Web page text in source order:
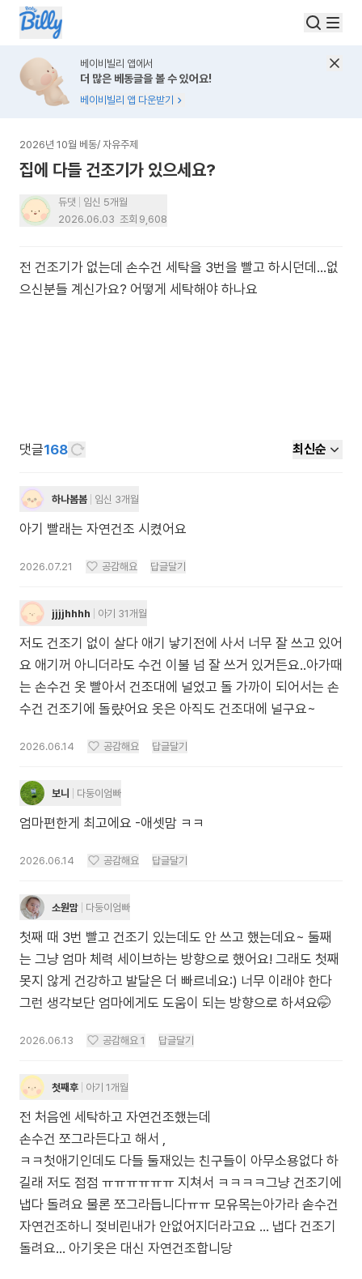
베이비빌리 앱에서
더 많은 베동글을 볼 수 있어요!
베이비빌리 앱 다운받기
2026년 10월 베동/ 자유주제
집에 다들 건조기가 있으세요?
듀댓
임신 5개월
2026.06.03 조회 9,608
전 건조기가 없는데 손수건 세탁을 3번을 빨고 하시던데...없
으신분들 계신가요? 어떻게 세탁해야 하나요
댓글168 최신순
하나봄봄 임신 3개월
2026.07.21 공감해요 답글달기
jjjjhhhh 아기 31개월
저도 건조기 없이 살다 애기 낳기전에 사서 너무 잘 쓰고 있어
요 애기꺼 아니더라도 수건 이불 넘 잘 쓰거 있거든요..아가때
는 손수건 옷 빨아서 건조대에 널었고 돌 가까이 되어서는 손
수건 건조기에 돌럈어요 옷은 아직도 건조대에 널구요~
2026.06.14 공감해요 답글달기
보니 다둥이엄빠
엄마편한게 최고에요 -애셋맘 ㅋㅋ
2026.06.14 공감해요 답글달기
소원맘 다둥이엄빠
첫째 때 3번 빨고 건조기 있는데도 안 쓰고 했는데요~ 둘째
는 그냥 엄마 체력 세이브하는 방향으로 했어요! 그래도 첫째
못지 않게 건강하고 발달은 더 빠르네요:) 너무 이래야 한다
그런 생각보단 엄마에게도 도움이 되는 방향으로 하셔요🤭
2026.06.13 공감해요 1 답글달기
첫째후 아기 1개월
전 처음엔 세탁하고 자연건조했는데
손수건 쪼그라든다고 해서 ,
ㅋㅋ첫애기인데도 다들 둘재있는 친구들이 아무소용없다 하
길래 저도 점점 ㅠㅠㅠㅠㅠㅠ 지쳐서 ㅋㅋㅋㅋ그냥 건조기에
냅다 돌려요 물론 쪼그라듭니다ㅠㅠ 모유목는아가라 솓수건
자연건조하니 젖비린내가 안없어지더라고요 ... 냅다 건조기
돌려요... 아기옷은 대신 자연건조합니당